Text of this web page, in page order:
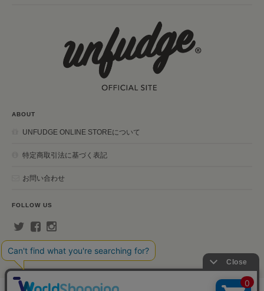
ABOUT
UNFUDGE ONLINE STOREについて
特定商取引法に基づく表記
お問い合わせ
FOLLOW US